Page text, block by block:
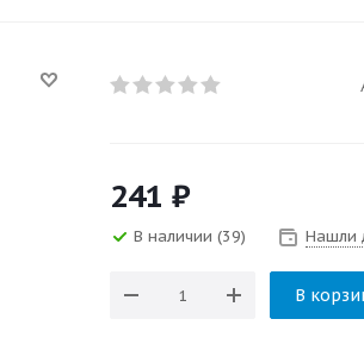
241 ₽
В наличии (39) Нашли
В